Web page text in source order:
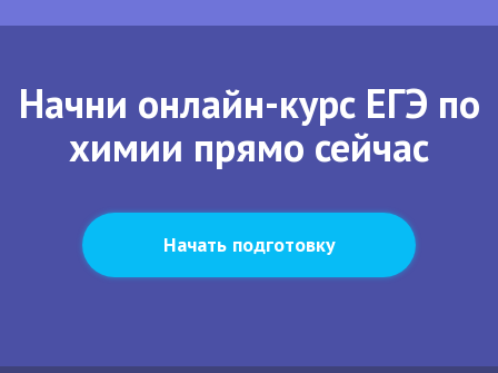
Начни онлайн-курс ЕГЭ по
химии прямо сейчас
Начать подготовку